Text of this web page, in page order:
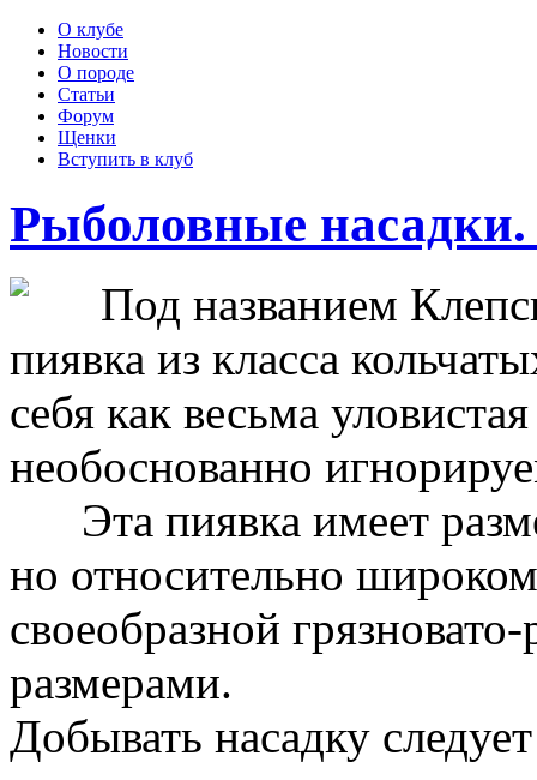
О клубе
Новости
О породе
Статьи
Форум
Щенки
Вступить в клуб
Рыболовные
Под названием
пиявка из класса
себя как весьма
необоснованно
Эта пиявка имеет
но относительно
своеобразной
размерами.
Добывать насадку